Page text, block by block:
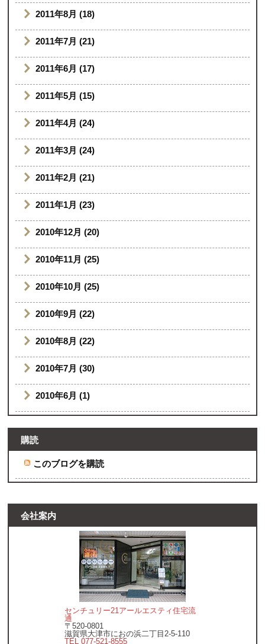
2011年8月 (18)
2011年7月 (21)
2011年6月 (17)
2011年5月 (15)
2011年4月 (24)
2011年3月 (24)
2011年2月 (21)
2011年1月 (23)
2010年12月 (20)
2010年11月 (25)
2010年10月 (25)
2010年9月 (22)
2010年8月 (22)
2010年7月 (30)
2010年6月 (1)
購読
このブログを購読
会社案内
センチュリー21アールエスティ住宅流
通
〒520-0801
滋賀県大津市におの浜二丁目2-5-110
TEL 077-521-8555